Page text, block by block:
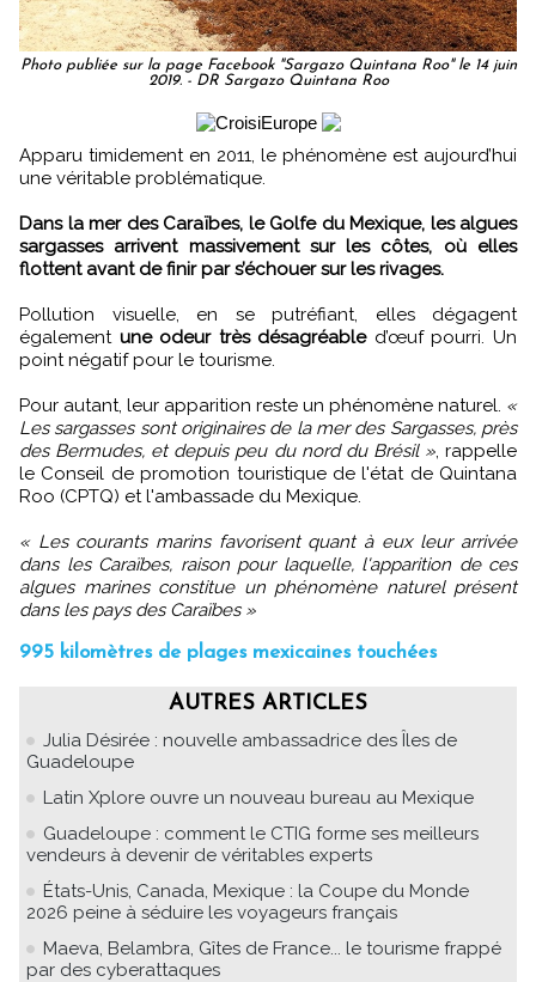
Photo publiée sur la page Facebook "Sargazo Quintana Roo" le 14 juin
2019. - DR Sargazo Quintana Roo
Apparu timidement en 2011, le phénomène est aujourd’hui
une véritable problématique.
Dans la mer des Caraïbes, le Golfe du Mexique, les algues
sargasses arrivent massivement sur les côtes, où elles
flottent avant de finir par s’échouer sur les rivages.
Pollution visuelle, en se putréfiant, elles dégagent
également une odeur très désagréabled’œuf pourri. Un
point négatif pour le tourisme.
Pour autant, leur apparition reste un phénomène naturel. «
Les sargasses sont originaires de la mer des Sargasses, près
des Bermudes, et depuis peu du nord du Brésil », rappelle
le Conseil de promotion touristique de l'état de Quintana
Roo (CPTQ) et l'ambassade du Mexique.
« Les courants marins favorisent quant à eux leur arrivée
dans les Caraïbes, raison pour laquelle, l'apparition de ces
algues marines constitue un phénomène naturel présent
dans les pays des Caraïbes »
995 kilomètres de plages mexicaines touchées
AUTRES ARTICLES
Julia Désirée : nouvelle ambassadrice des Îles de
Guadeloupe
Latin Xplore ouvre un nouveau bureau au Mexique
Guadeloupe : comment le CTIG forme ses meilleurs
vendeurs à devenir de véritables experts
États-Unis, Canada, Mexique : la Coupe du Monde
2026 peine à séduire les voyageurs français
Maeva, Belambra, Gîtes de France... le tourisme frappé
par des cyberattaques